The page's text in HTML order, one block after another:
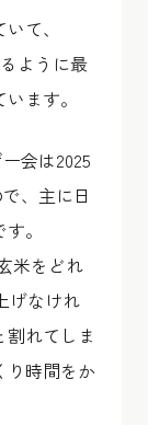
て、
ように最
ます。
会は2025
、主に日
。
米をどれ
げなけれ
れてしま
り時間をか